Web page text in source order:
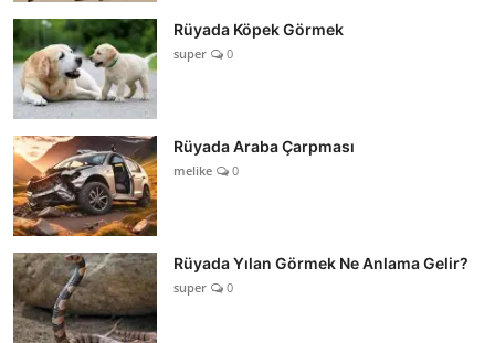
Rüyada Köpek Görmek
super 0
Rüyada Araba Çarpması
melike 0
Rüyada Yılan Görmek Ne Anlama Gelir?
super 0